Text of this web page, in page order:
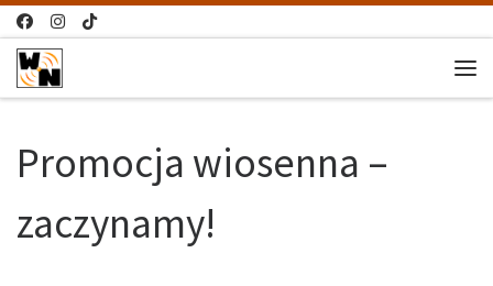
Przejdź do treści
Promocja wiosenna –
zaczynamy!